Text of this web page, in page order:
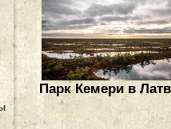
Парк Кемери в